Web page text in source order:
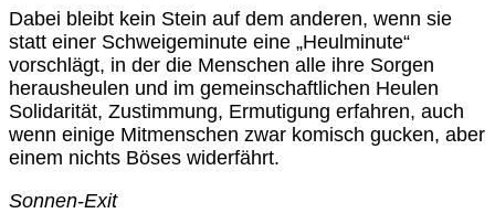
Dabei bleibt kein Stein auf dem anderen, wenn sie
statt einer Schweigeminute eine „Heulminute“
vorschlägt, in der die Menschen alle ihre Sorgen
herausheulen und im gemeinschaftlichen Heulen
Solidarität, Zustimmung, Ermutigung erfahren, auch
wenn einige Mitmenschen zwar komisch gucken, aber
einem nichts Böses widerfährt.
Sonnen-Exit